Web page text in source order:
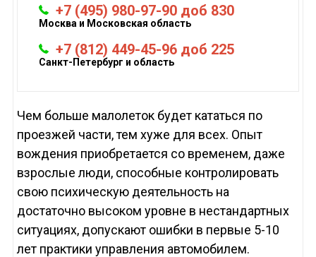
+7 (495) 980-97-90 доб 830
Москва и Московская область
+7 (812) 449-45-96 доб 225
Санкт-Петербург и область
Чем больше малолеток будет кататься по
проезжей части, тем хуже для всех. Опыт
вождения приобретается со временем, даже
взрослые люди, способные контролировать
свою психическую деятельность на
достаточно высоком уровне в нестандартных
ситуациях, допускают ошибки в первые 5-10
лет практики управления автомобилем.